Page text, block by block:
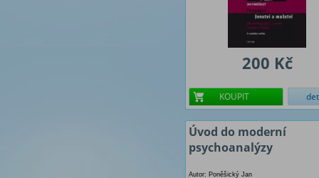
200 Kč
KOUPIT
Úvod do moderní
psychoanalýzy
Autor: Poněšický Jan